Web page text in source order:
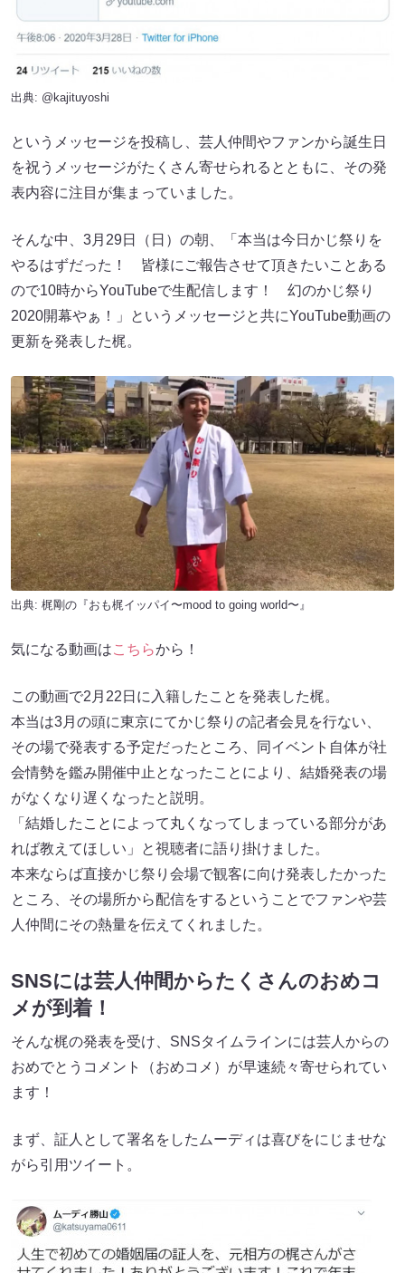
出典: @kajituyoshi
というメッセージを投稿し、芸人仲間やファンから誕生日
を祝うメッセージがたくさん寄せられるとともに、その発
表内容に注目が集まっていました。
そんな中、3月29日（日）の朝、「本当は今日かじ祭りを
やるはずだった！ 皆様にご報告させて頂きたいことある
ので10時からYouTubeで生配信します！ 幻のかじ祭り
2020開幕やぁ！」というメッセージと共にYouTube動画の
更新を発表した梶。
出典: 梶剛の『おも梶イッパイ〜mood to going world〜』
気になる動画はこちらから！
この動画で2月22日に入籍したことを発表した梶。
本当は3月の頭に東京にてかじ祭りの記者会見を行ない、
その場で発表する予定だったところ、同イベント自体が社
会情勢を鑑み開催中止となったことにより、結婚発表の場
がなくなり遅くなったと説明。
「結婚したことによって丸くなってしまっている部分があ
れば教えてほしい」と視聴者に語り掛けました。
本来ならば直接かじ祭り会場で観客に向け発表したかった
ところ、その場所から配信をするということでファンや芸
人仲間にその熱量を伝えてくれました。
SNSには芸人仲間からたくさんのおめコ
メが到着！
そんな梶の発表を受け、SNSタイムラインには芸人からの
おめでとうコメント（おめコメ）が早速続々寄せられてい
ます！
まず、証人として署名をしたムーディは喜びをにじませな
がら引用ツイート。